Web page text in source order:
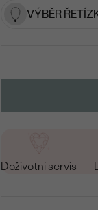
VÝBĚR
Doživotní servis